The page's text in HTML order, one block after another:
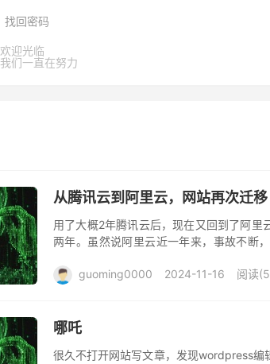
欢迎光临
我们一直在努力
找回密码
从腾讯云到阿里云，网站再次迁移
用了大概2年腾讯云后，现在又回到了阿
两年。虽然说阿里云近一年来，事故不断
guoming0000 2024-11-16 阅读
哪吒
很久不打开网站写文章，发现wordpress